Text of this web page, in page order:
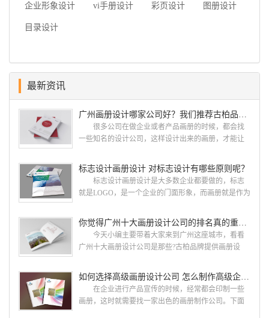
企业形象设计 vi手册设计 彩页设计 图册设计
目录设计
最新资讯
很多公司在做企业或者产品画册的时候，都会找
一些知名的设计公司，这样设计出来的画册，才能让
就给大家说说广州画册设计找哪家公司。 广州画
册设计哪家公司好？本地人都会选择古柏品牌设
计 广州古柏品牌设计有限公司成立于2004年，是
由一群专业、独特的IT精英组成的团队。一直以来，
国网络应用的现状和趋势有很深的...
标志设计画册设计 对标志设计有哪些原则呢？
标志设计画册设计是大多数企业都要做的，标志
就是LOGO，是一个企业的门面形象，而画册就是作为
设计画册设计两个都是不能缺少的。标志设计画册设
计 简练、概括、完美!即要成功到几乎找不至更好
的替代方案的程度是我们的目标，其难度比之其它任
何艺术设计都要大得多。因此古柏品牌设计对标志设
用目的、适用范畴并深刻...
今天小编主要带着大家来到广州这座城市，看看
广州十大画册设计公司是那些?古柏品牌提供画册设
计经验,服务过3000多家的广州集团/单位/产品/目录画
册设计/印刷公司。相信不少喜欢设计的小伙伴都会对
今天的内容感兴趣吧! 一、广州的古柏设计 古
柏品牌设计系品牌策划与推广，企业vi形象设计、平面
在企业进行产品宣传的时候，经常都会印制一些
画册，这时就需要找一家出色的画册制作公司。下面